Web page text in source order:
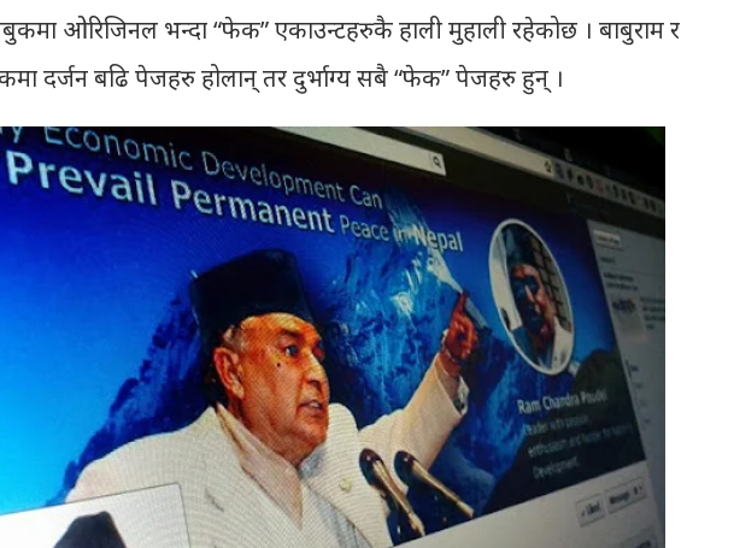
ओरिजिनल भन्दा “फेक” एकाउन्टहरुकै हाली मुहाली रहेकोछ । बाबुराम र
दर्जन बढि पेजहरु होलान् तर दुर्भाग्य सबै “फेक” पेजहरु हुन् ।